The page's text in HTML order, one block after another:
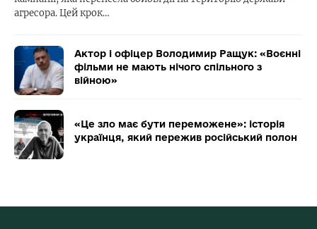
агресора. Цей крок…
Актор і офіцер Володимир Ращук: «Воєнні
фільми не мають нічого спільного з
війною»
«Це зло має бути переможене»: історія
українця, який пережив російський полон